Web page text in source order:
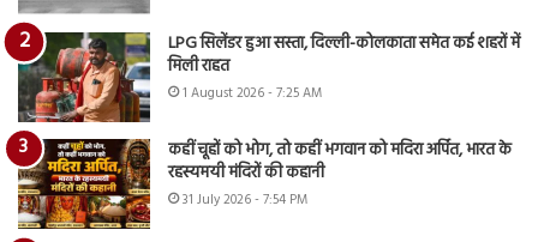
LPG सिलेंडर हुआ सस्ता, दिल्ली-कोलकाता समेत कई शहरों में
मिली राहत
1 August 2026 - 7:25 AM
कहीं चूहों को भोग, तो कहीं भगवान को मदिरा अर्पित, भारत के
रहस्यमयी मंदिरों की कहानी
31 July 2026 - 7:54 PM